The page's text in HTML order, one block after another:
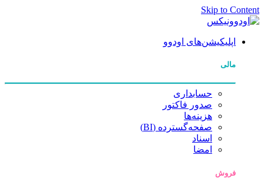
Skip to Content
اپلیکیشن‌های اودوو
مالی
حسابداری
صدور فاکتور
هزینه‌ها
صفحه‌گسترده (BI)
اسناد
امضا
فروش